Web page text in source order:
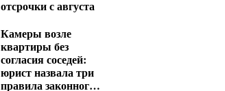
отсрочки с августа
Камеры возле
квартиры без
согласия соседей:
юрист назвала три
правила законного